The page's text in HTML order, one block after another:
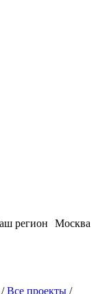
Москва
регион
/Все проекты /